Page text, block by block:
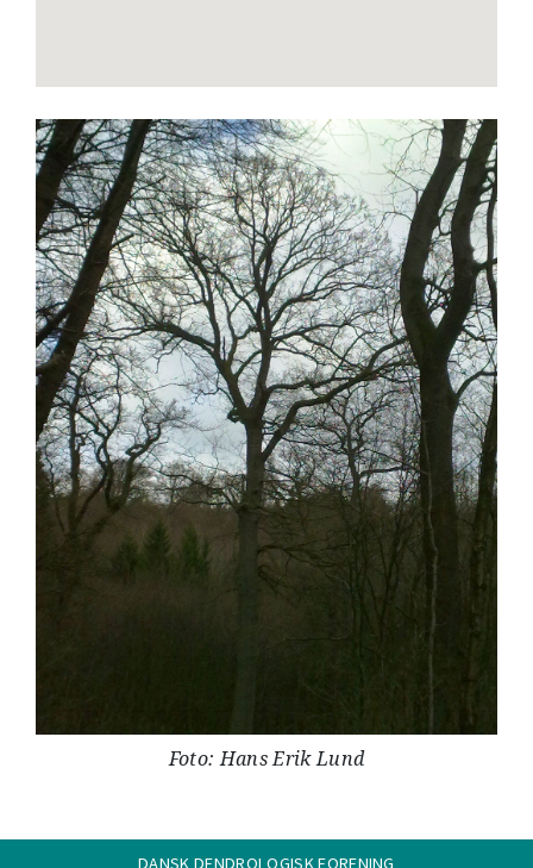
Foto: Hans Erik Lund
DANSK DENDROLOGISK FORENING